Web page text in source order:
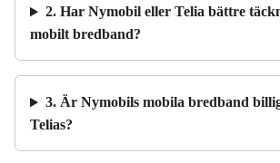
2. Har Nymobil eller Telia bättre
mobilt bredband?
3. Är Nymobils mobila bredband
Telias?